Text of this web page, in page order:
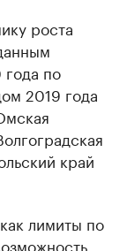
роста
по
2019 года
край
лимиты по